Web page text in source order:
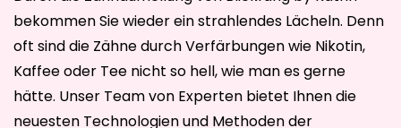
bekommen Sie wieder ein strahlendes Lächeln. Denn
oft sind die Zähne durch Verfärbungen wie Nikotin,
Kaffee oder Tee nicht so hell, wie man es gerne
hätte. Unser Team von Experten bietet Ihnen die
neuesten Technologien und Methoden der